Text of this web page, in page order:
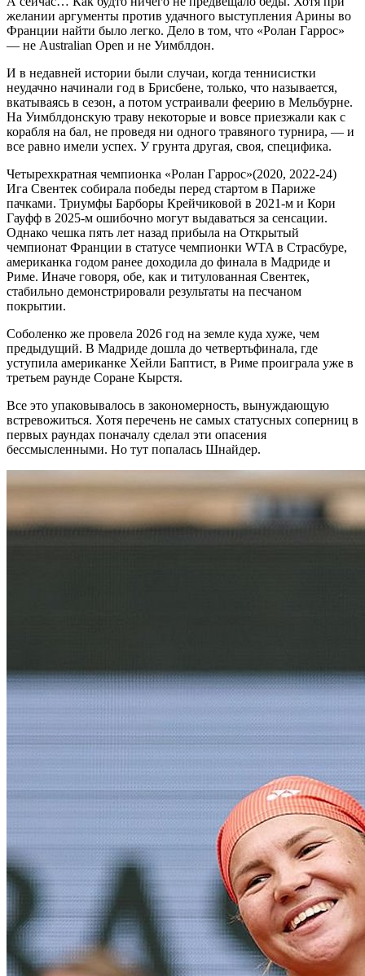
желании аргументы против удачного выступления Арины во
Франции найти было легко. Дело в том, что «Ролан Гаррос»
— не Australian Open и не Уимблдон.
И в недавней истории были случаи, когда теннисистки
неудачно начинали год в Брисбене, только, что называется,
вкатываясь в сезон, а потом устраивали феерию в Мельбурне.
На Уимблдонскую траву некоторые и вовсе приезжали как с
корабля на бал, не проведя ни одного травяного турнира, — и
все равно имели успех. У грунта другая, своя, специфика.
Четырехкратная чемпионка «Ролан Гаррос»(2020, 2022-24)
Ига Свентек собирала победы перед стартом в Париже
пачками. Триумфы Барборы Крейчиковой в 2021-м и Кори
Гауфф в 2025-м ошибочно могут выдаваться за сенсации.
Однако чешка пять лет назад прибыла на Открытый
чемпионат Франции в статусе чемпионки WTA в Страсбуре,
американка годом ранее доходила до финала в Мадриде и
Риме. Иначе говоря, обе, как и титулованная Свентек,
стабильно демонстрировали результаты на песчаном
покрытии.
Соболенко же провела 2026 год на земле куда хуже, чем
предыдущий. В Мадриде дошла до четвертьфинала, где
уступила американке Хейли Баптист, в Риме проиграла уже в
третьем раунде Соране Кырстя.
Все это упаковывалось в закономерность, вынуждающую
встревожиться. Хотя перечень не самых статусных соперниц в
первых раундах поначалу сделал эти опасения
бессмысленными. Но тут попалась Шнайдер.